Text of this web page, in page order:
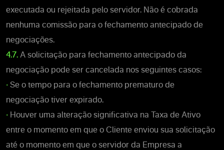
executada ou rejeitada pelo servidor. Não é cobrada
nenhuma comissão para o fechamento antecipado de
negociações.
4.7. A solicitação para fechamento antecipado da
negociação pode ser cancelada nos seguintes casos:
• Se o tempo para o fechamento prematuro de
negociação tiver expirado.
• Houver uma alteração significativa na Taxa de Ativo
entre o momento em que o Cliente enviou sua solicitação
até o momento em que o servidor da Empresa a